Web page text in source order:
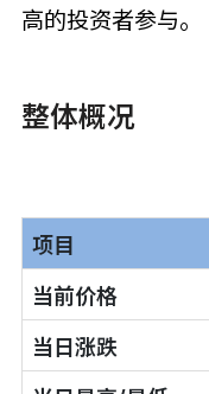
高的投资者参与。
整体概况
项目
当前价格
当日涨跌